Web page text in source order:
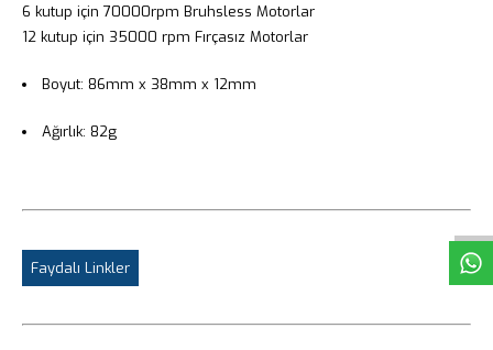
W
h
t
s
a
p
p
D
e
s
e
H
a
t
t
6 kutup için 70000rpm Bruhsless Motorlar
12 kutup için 35000 rpm Fırçasız Motorlar
Boyut: 86mm x 38mm x 12mm
Ağırlık: 82g
Faydalı Linkler